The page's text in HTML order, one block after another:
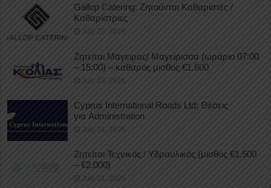
Gallop Catering: Ζητούνται Καθαριστές /
Καθαρίστριες
July 23, 2026
Ζητείται Μάγειρας/ Μαγείρισσα (ωράριο 07:00
– 15:00) – καθαρός μισθός €1.600
July 23, 2026
Cyprus International Roads Ltd: Θέσεις
για Administration
July 21, 2026
Ζητείται Τεχνικός / Υδραυλικός (μισθός €1.500
– €2.000)
July 21, 2026